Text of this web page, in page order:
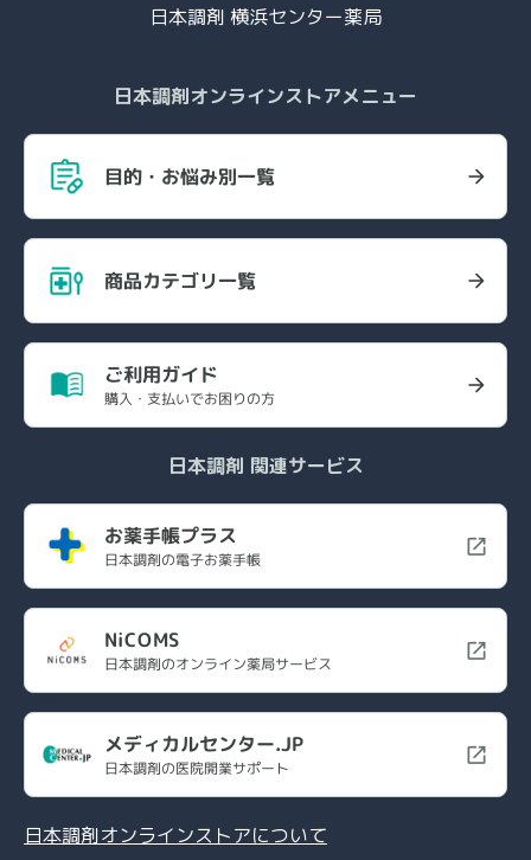
日本調剤 横浜センター薬局
日本調剤オンラインストアメニュー
目的・お悩み別一覧
商品カテゴリ一覧
ご利用ガイド
購入・支払いでお困りの方
日本調剤 関連サービス
お薬手帳プラス
日本調剤の電子お薬手帳
NiCOMS
日本調剤のオンライン薬局サービス
メディカルセンター.JP
日本調剤の医院開業サポート
日本調剤オンラインストアについて